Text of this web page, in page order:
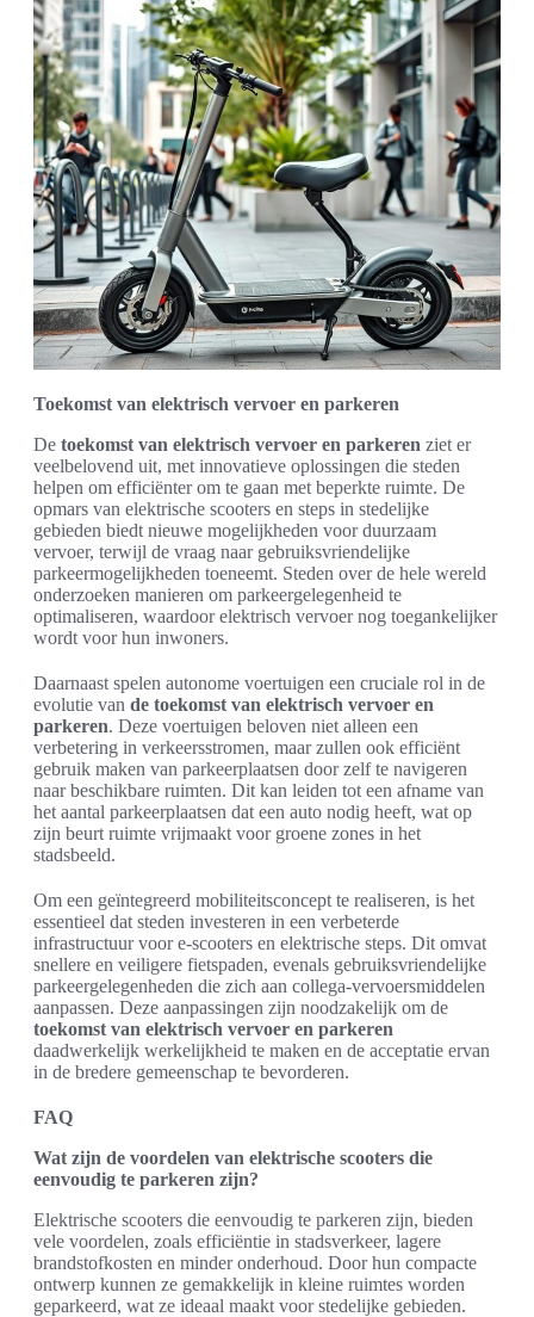
Toekomst van elektrisch vervoer en parkeren
De toekomst van elektrisch vervoer en parkeren ziet er
veelbelovend uit, met innovatieve oplossingen die steden
helpen om efficiënter om te gaan met beperkte ruimte. De
opmars van elektrische scooters en steps in stedelijke
gebieden biedt nieuwe mogelijkheden voor duurzaam
vervoer, terwijl de vraag naar gebruiksvriendelijke
parkeermogelijkheden toeneemt. Steden over de hele wereld
onderzoeken manieren om parkeergelegenheid te
optimaliseren, waardoor elektrisch vervoer nog toegankelijker
wordt voor hun inwoners.
Daarnaast spelen autonome voertuigen een cruciale rol in de
evolutie van de toekomst van elektrisch vervoer en
parkeren. Deze voertuigen beloven niet alleen een
verbetering in verkeersstromen, maar zullen ook efficiënt
gebruik maken van parkeerplaatsen door zelf te navigeren
naar beschikbare ruimten. Dit kan leiden tot een afname van
het aantal parkeerplaatsen dat een auto nodig heeft, wat op
zijn beurt ruimte vrijmaakt voor groene zones in het
stadsbeeld.
Om een geïntegreerd mobiliteitsconcept te realiseren, is het
essentieel dat steden investeren in een verbeterde
infrastructuur voor e-scooters en elektrische steps. Dit omvat
snellere en veiligere fietspaden, evenals gebruiksvriendelijke
parkeergelegenheden die zich aan collega-vervoersmiddelen
aanpassen. Deze aanpassingen zijn noodzakelijk om de
toekomst van elektrisch vervoer en parkeren
daadwerkelijk werkelijkheid te maken en de acceptatie ervan
in de bredere gemeenschap te bevorderen.
FAQ
Wat zijn de voordelen van elektrische scooters die
eenvoudig te parkeren zijn?
Elektrische scooters die eenvoudig te parkeren zijn, bieden
vele voordelen, zoals efficiëntie in stadsverkeer, lagere
brandstofkosten en minder onderhoud. Door hun compacte
ontwerp kunnen ze gemakkelijk in kleine ruimtes worden
geparkeerd, wat ze ideaal maakt voor stedelijke gebieden.